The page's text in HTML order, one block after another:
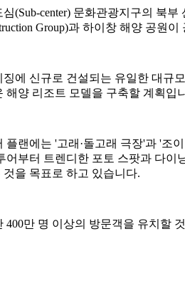
(Sub-center) 문화관광지구의 북
Group)과 하이창 해양 공원
징에 신규로 건설되는 유일한 대규
해양 리조트 모델을 구축할 계획입
플랜에는 '고래·돌고래 극장'과 '조
어부터 트렌디한 포토 스팟과 다
을 목표로 하고 있습니다.
400만 명 이상의 방문객을 유치할